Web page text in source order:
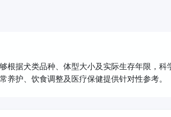
根据犬类品种、体型大小及实际生存年限，
护、饮食调整及医疗保健提供针对性参考。